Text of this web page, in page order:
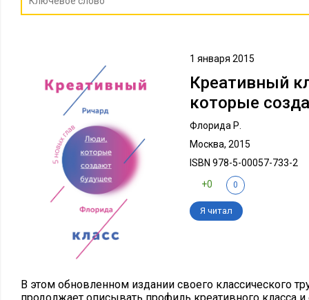
1 января 2015
Креативный
которые
Флорида Р.
Москва, 2015
ISBN 978-5-00057-733-2
+0
0
Я читал
В этом обновленном издании своего классического